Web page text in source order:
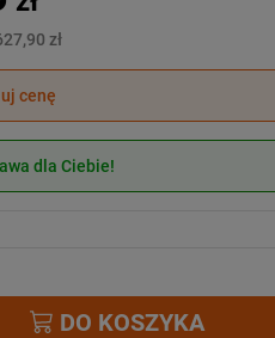
zł
cenę
dla Ciebie!
DO KOSZYKA